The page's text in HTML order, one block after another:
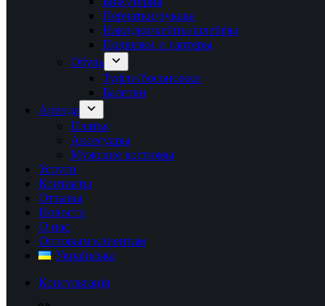
Перчатки/рукава
Накидки/кейпы/шлейфы
Подвязки и гартеры
Обувь
Туфли/босоножки
Балетки
Аренда
Платья
Аксесуары
Мужские костюмы
Услуги
Контакты
Отзывы
Новости
О нас
Оптовым клиентам
Українська
Консультація